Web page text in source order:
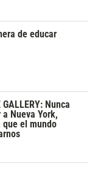
de educar
GALLERY: Nunca
Nueva York,
el mundo